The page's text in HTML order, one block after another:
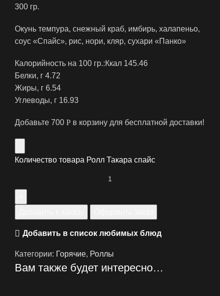
300 гр.
Окунь темпура, снежный краб, имбирь, халапеньо,
соус «Спайс», рис, нори, кляр, сухари «Панко»
Калорийность на 100 гр.:‍Ккал 145.46
Белки, г 4.72
Жиры, г 6.54
‍Углеводы, г 16.93
Добавьте 700 Р в корзину для бесплатной доставки!
Количество товара Ролл Такара спайс
Добавить в список любимых блюд
Категории: Горячие, Роллы
Вам также будет интересно…